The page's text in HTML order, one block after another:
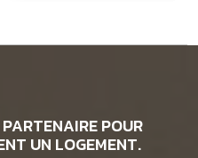
POUR
UN LOGEMENT.